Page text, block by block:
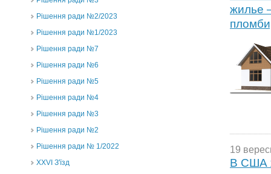
Рішення ради №2/2023
Рішення ради №1/2023
Рішення ради №7
Рішення ради №6
Рішення ради №5
Рішення ради №4
Рішення ради №3
Рішення ради №2
Рішення ради № 1/2022
XXVI З'їзд
жилье
19
В США